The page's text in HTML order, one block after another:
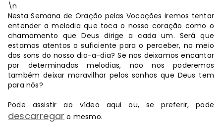
\n
Nesta Semana de Oração pelas Vocações iremos tentar
entender a melodia que toca o nosso coração como o
chamamento que Deus dirige a cada um. Será que
estamos atentos o suficiente para o perceber, no meio
dos sons do nosso dia-a-dia? Se nos deixamos encantar
por determinadas melodias, não nos poderemos
também deixar maravilhar pelos sonhos que Deus tem
para nós?
Pode assistir ao vídeo aqui ou, se preferir, pode
descarregar o mesmo.